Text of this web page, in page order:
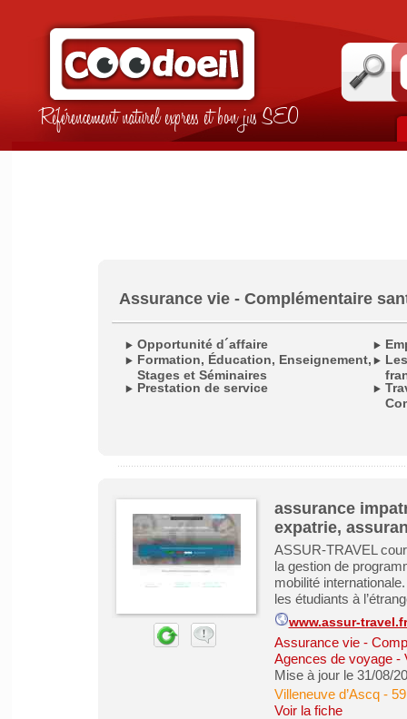
Référencement naturel express et bon jus SEO
Assurance vie - Complémentaire
Opportunité d´affaire
Formation, Éducation, Enseignement,
Stages et Séminaires
Prestation de service
assurance
expatrie,
ASSUR-TRAVEL
la gestion de
mobilité
les étudiants à
www.assur-travel.fr
Assurance vie -
Agences de voyage -
Mise à jour le 31/08/
Villeneuve d’Ascq-
Voir la fiche